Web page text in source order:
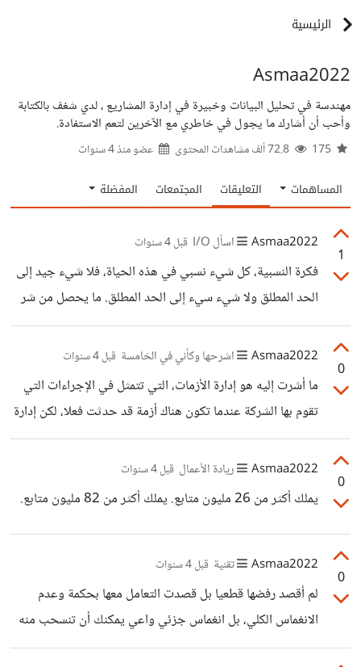
الرئيسية
Asmaa2022
مهندسة في تحليل البيانات وخبيرة في إدارة المشاريع ، لدي شغف بالكتابة
وأحب أن أشارك ما يجول في خاطري مع الآخرين لتعم الاستفادة.
عضو منذ4 سنوات
المساهمات التعليقات المجتمعات المفضلة
1
Asmaa2022 اسأل I/O قبل 4 سنوات
فكرة النسبية، كل شيء نسبي في هذه الحياة، فلا شيء جيد إلى
الحد المطلق ولا شيء سيء إلى الحد المطلق. ما يحصل من شر
فليس شرا مطلقا وهناك دائما جزء إيجابي حتى في أحلك
المواقف، ما يجب علينا هو تغيير منظورنا و تنميتنا لنظرة
شمولية.
0
Asmaa2022 اشرحها وكأني في الخامسة قبل 4 سنوات
ما أشرت إليه هو إدارة الأزمات، التي تتمثل في الإجراءات التي
تقوم بها الشركة عندما تكون هناك أزمة قد حدثت فعلا، لكن إدارة
المخاطر، هي إدارة استباقية تقوم بها الشركة قبل وقوع الحدث،
محقق المخاطرة حدث محتمل لم يتحقق بعد. لكني مع ذلك
مبسطة وبدون أن تشعر، عندما نقف في ممر الراجلين ونلتفت
يمكنا ويسرة فإننا نعمل على التقليل من احتمال
0
Asmaa2022 ريادة الأعمال قبل 4 سنوات
يملك أكثر من 26 مليون متابع. يملك أكثر من 82 مليون متابع.
0
Asmaa2022 تقنية قبل 4 سنوات
لم أقصد رفضها قطعيا بل قصدت التعامل معها بحكمة وعدم
الانغماس الكلي، بل انغماس جزئي واعي يمكنك أن تنسحب منه
متى شئت. أما بالنسبة للتطور التكنولوجي فهناك عنصرين في